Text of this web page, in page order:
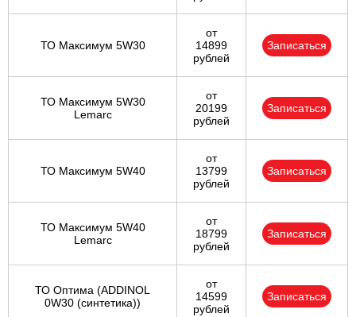
ТО Максимум 5W30
от
14899
рублей
Записаться
ТО Максимум 5W30
Lemarc
от
20199
рублей
Записаться
ТО Максимум 5W40
от
13799
рублей
Записаться
ТО Максимум 5W40
Lemarc
от
18799
рублей
Записаться
ТО Оптима (ADDINOL
0W30 (синтетика))
от
14599
рублей
Записаться